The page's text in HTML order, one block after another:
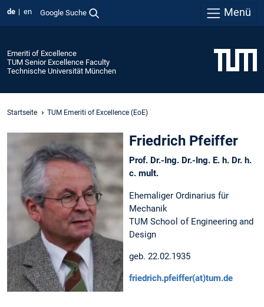
de en Google Suche Menü
Emeriti of Excellence
TUM Senior Excellence Faculty
Technische Universität München
Startseite TUM Emeriti of Excellence (EoE)
Friedrich Pfeiffer
Prof. Dr.-Ing. Dr.-Ing. E. h. Dr. h.
c. mult.
Ehemaliger Ordinarius für
Mechanik
TUM School of Engineering and
Design
geb. 22.02.1935
friedrich.pfeiffer(at)tum.de